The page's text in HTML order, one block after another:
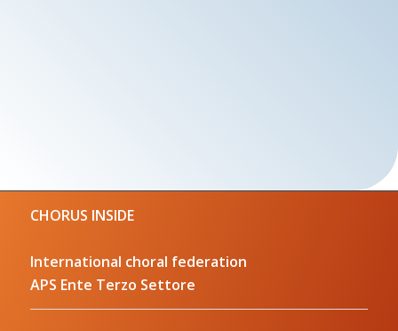
CHORUS INSIDE
International choral federation
APS Ente Terzo Settore